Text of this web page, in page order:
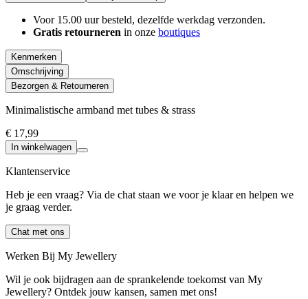
Voor 15.00 uur besteld, dezelfde werkdag verzonden.
Gratis retourneren in onze boutiques
Kenmerken
Omschrijving
Bezorgen & Retourneren
Minimalistische armband met tubes & strass
€ 17,99
In winkelwagen
Klantenservice
Heb je een vraag? Via de chat staan we voor je klaar en helpen we
je graag verder.
Chat met ons
Werken Bij My Jewellery
Wil je ook bijdragen aan de sprankelende toekomst van My
Jewellery? Ontdek jouw kansen, samen met ons!